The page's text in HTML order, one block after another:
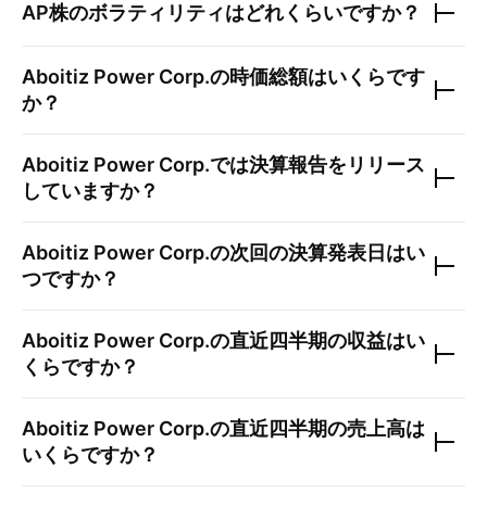
AP株のボラティリティはどれくらいですか？
Aboitiz Power Corp.の時価総額はいくらです
か？
Aboitiz Power Corp.では決算報告をリリース
していますか？
Aboitiz Power Corp.の次回の決算発表日はい
つですか？
Aboitiz Power Corp.の直近四半期の収益はい
くらですか？
Aboitiz Power Corp.の直近四半期の売上高は
いくらですか？